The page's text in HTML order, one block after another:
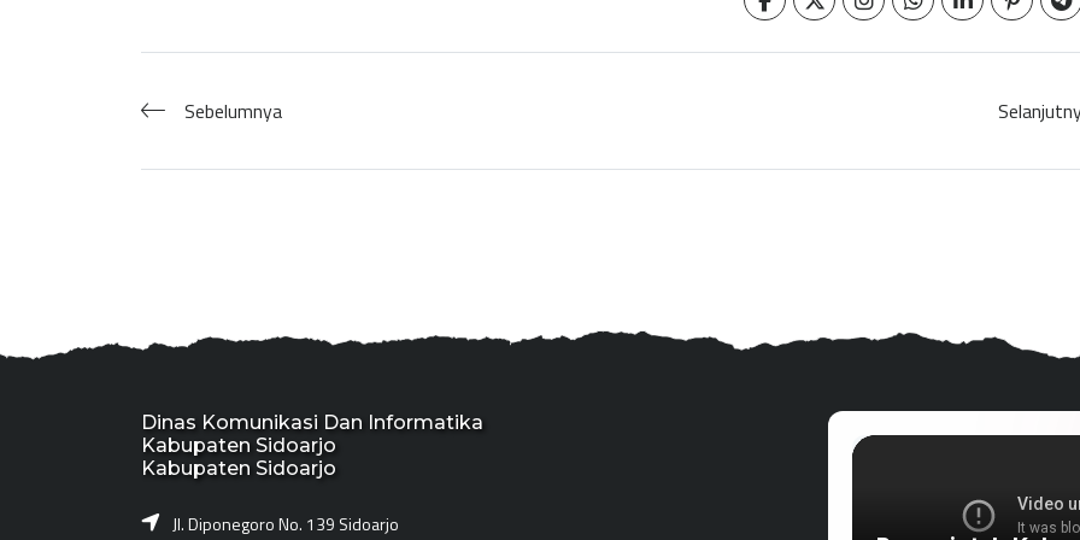
Sebelumnya
Dinas Komunikasi Dan Informatika
Kabupaten Sidoarjo
Kabupaten Sidoarjo
Jl. Diponegoro No. 139 Sidoarjo